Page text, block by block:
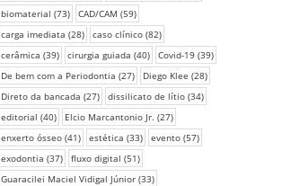
biomaterial (73) CAD/CAM (59)
carga imediata (28) caso clínico (82)
cerâmica (39) cirurgia guiada (40) Covid-19 (39)
De bem com a Periodontia (27) Diego Klee (28)
Direto da bancada (27) dissilicato de lítio (34)
editorial (40) Elcio Marcantonio Jr. (27)
enxerto ósseo (41) estética (33) evento (57)
exodontia (37) fluxo digital (51)
Guaracilei Maciel Vidigal Júnior (33)